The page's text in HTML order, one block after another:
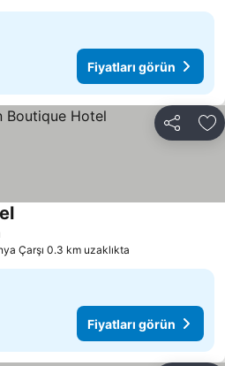
Fiyatları görün
Paylaş
Fiyatları görün
Çarşı 0.3 km uzaklıkta
Fiyatları görün